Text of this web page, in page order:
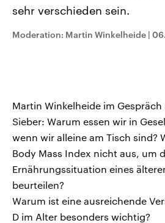
sehr verschieden sein.
Moderation: Martin Winkelheide |
Martin Winkelheide im
Sieber: Warum essen wir in
wenn wir alleine am Tisch sind?
Body Mass Index nicht aus, um
Ernährungssituation eines
beurteilen?
Warum ist eine ausreichende
D im Alter besonders wichtig?